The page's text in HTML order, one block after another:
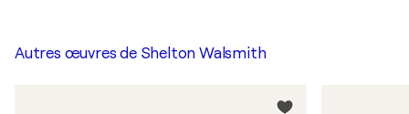
Autres œuvres de Shelton Walsmith